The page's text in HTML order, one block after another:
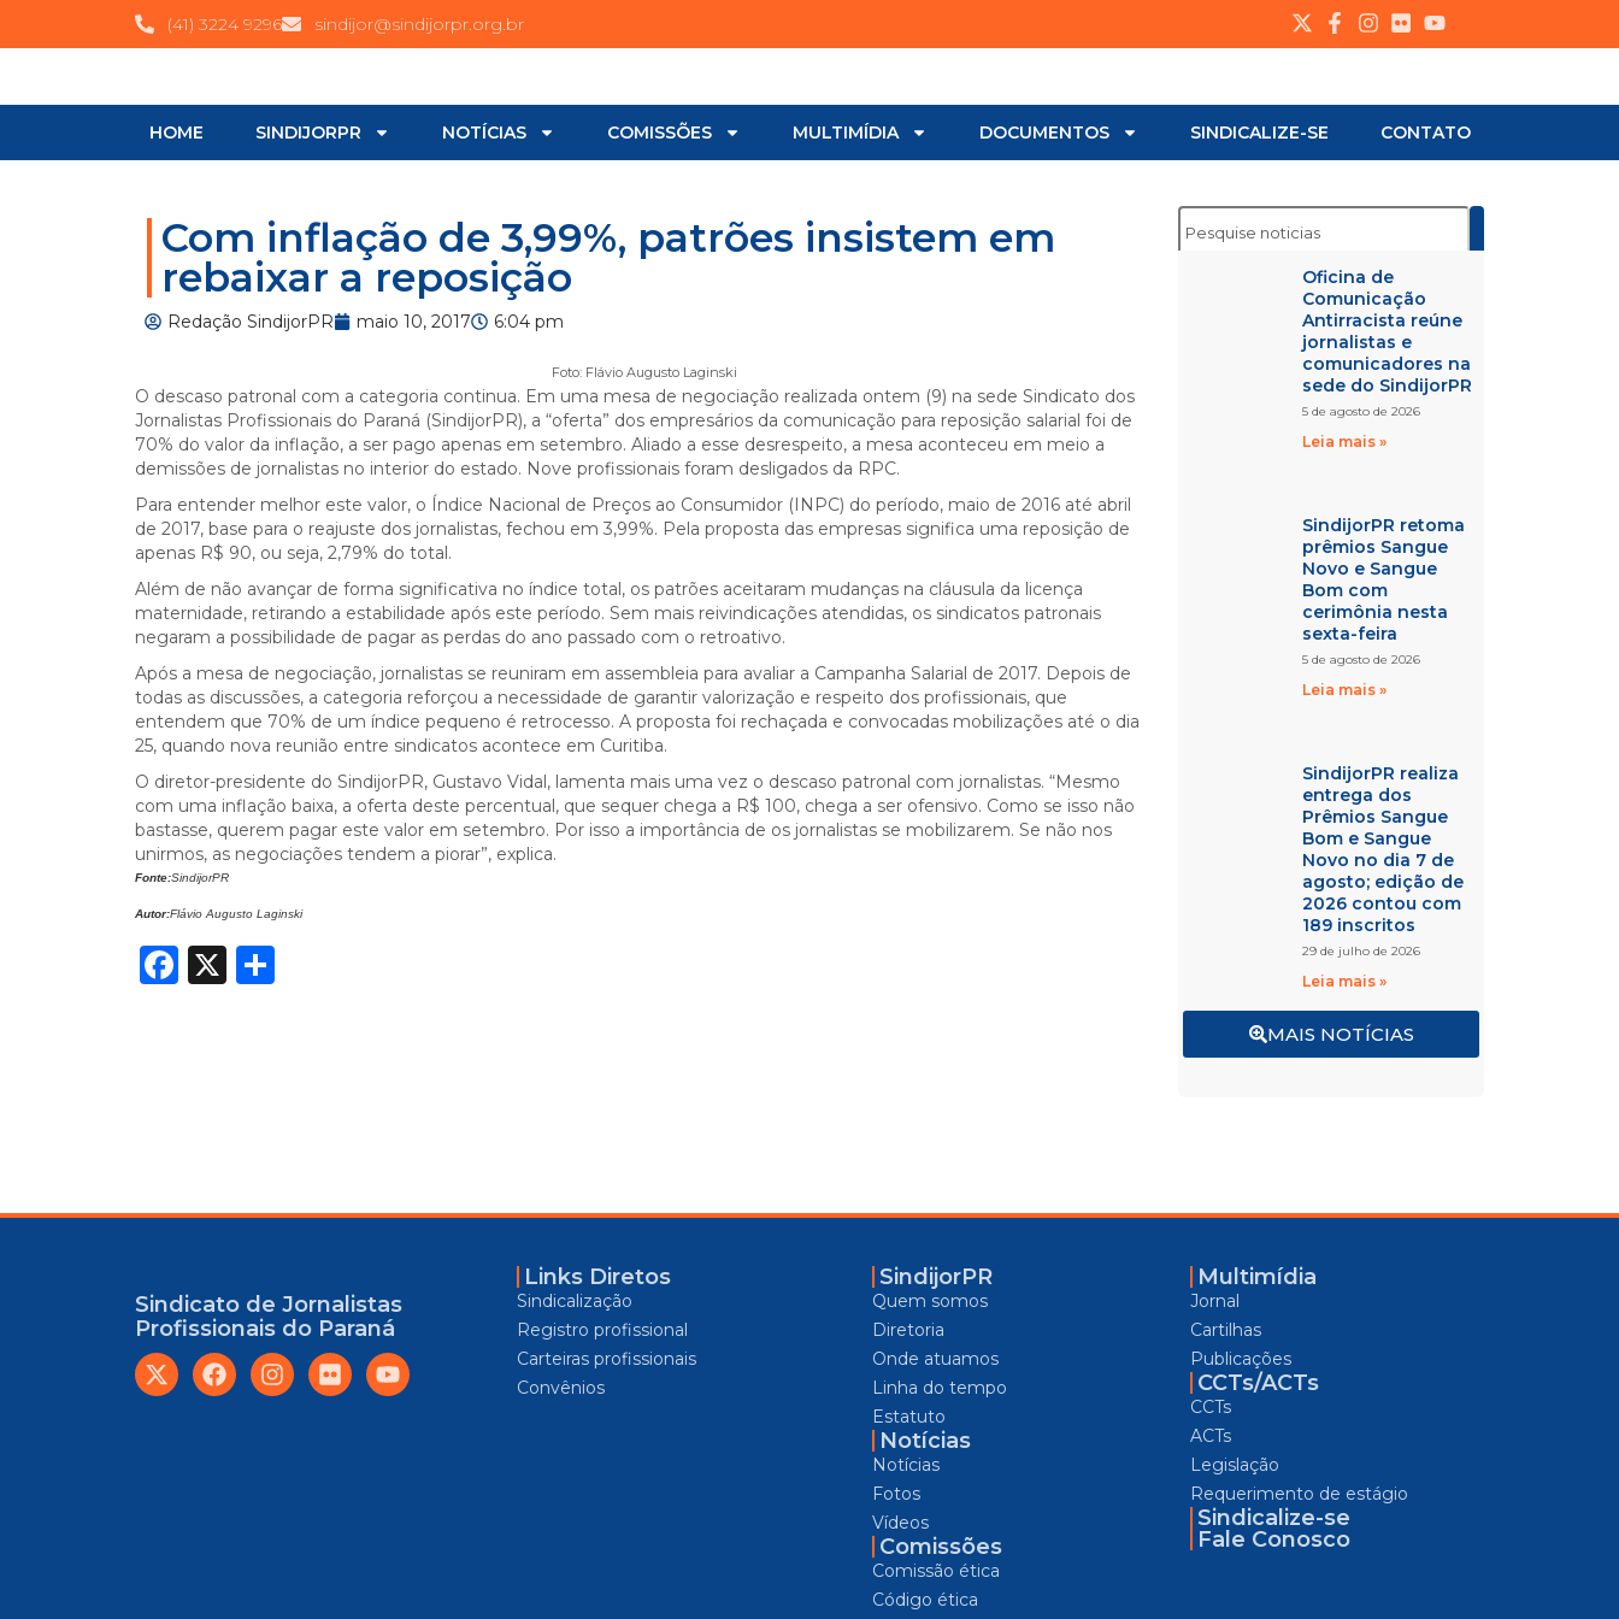
(41) 3224 9296 sindijor@sindijorpr.org.br
HOME SINDIJORPR NOTÍCIAS COMISSÕES MULTIMÍDIA DOCUMENTOS SINDICALIZE-SE CONTATO
Com inflação de 3,99%, patrões insistem em
rebaixar a reposição
Redação SindijorPR maio 10, 2017 6:04 pm
Foto: Flávio Augusto Laginski
O descaso patronal com a categoria continua. Em uma mesa de negociação realizada ontem (9) na sede Sindicato dos
Jornalistas Profissionais do Paraná (SindijorPR), a “oferta” dos empresários da comunicação para reposição salarial foi de
70% do valor da inflação, a ser pago apenas em setembro. Aliado a esse desrespeito, a mesa aconteceu em meio a
demissões de jornalistas no interior do estado. Nove profissionais foram desligados da RPC.
Para entender melhor este valor, o Índice Nacional de Preços ao Consumidor (INPC) do período, maio de 2016 até abril
de 2017, base para o reajuste dos jornalistas, fechou em 3,99%. Pela proposta das empresas significa uma reposição de
apenas R$ 90, ou seja, 2,79% do total.
Além de não avançar de forma significativa no índice total, os patrões aceitaram mudanças na cláusula da licença
maternidade, retirando a estabilidade após este período. Sem mais reivindicações atendidas, os sindicatos patronais
negaram a possibilidade de pagar as perdas do ano passado com o retroativo.
Após a mesa de negociação, jornalistas se reuniram em assembleia para avaliar a Campanha Salarial de 2017. Depois de
todas as discussões, a categoria reforçou a necessidade de garantir valorização e respeito dos profissionais, que
entendem que 70% de um índice pequeno é retrocesso. A proposta foi rechaçada e convocadas mobilizações até o dia
25, quando nova reunião entre sindicatos acontece em Curitiba.
O diretor-presidente do SindijorPR, Gustavo Vidal, lamenta mais uma vez o descaso patronal com jornalistas. “Mesmo
com uma inflação baixa, a oferta deste percentual, que sequer chega a R$ 100, chega a ser ofensivo. Como se isso não
bastasse, querem pagar este valor em setembro. Por isso a importância de os jornalistas se mobilizarem. Se não nos
unirmos, as negociações tendem a piorar”, explica.
Fonte:SindijorPR
Autor:Flávio Augusto Laginski
Facebook
X
Oficina de
Comunicação
Antirracista reúne
jornalistas e
comunicadores na
sede do SindijorPR
5 de agosto de 2026
Leia mais »
SindijorPR retoma
prêmios Sangue
Novo e Sangue
Bom com
cerimônia nesta
sexta-feira
5 de agosto de 2026
Leia mais »
SindijorPR realiza
entrega dos
Prêmios Sangue
Bom e Sangue
Novo no dia 7 de
agosto; edição de
2026 contou com
189 inscritos
29 de julho de 2026
Leia mais »
MAIS NOTÍCIAS
Sindicato de Jornalistas
Profissionais do Paraná
Links Diretos
Sindicalização
Registro profissional
Carteiras profissionais
Convênios
SindijorPR
Quem somos
Diretoria
Onde atuamos
Linha do tempo
Estatuto
Notícias
Notícias
Fotos
Vídeos
Comissões
Comissão ética
Código ética
Multimídia
Jornal
Cartilhas
Publicações
CCTs/ACTs
CCTs
ACTs
Legislação
Requerimento de estágio
Sindicalize-se
Fale Conosco